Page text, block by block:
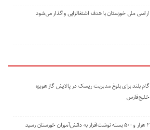
اراضی ملی خوزستان با هدف اشتغالزایی واگذار می‌شود
گام بلند برای بلوغ مدیریت ریسک در پالایش گاز هویزه
خلیج‌فارس
۲ هزار و ۵۰۰ بسته نوشت‌افزار به دانش‌آموزان خوزستان رسید